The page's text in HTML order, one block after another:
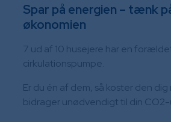
Spar på energien – tænk
økonomien
7 ud af 10 husejere har en
cirkulationspumpe.
Er du én af dem, så koster den
bidrager unødvendigt til din CO2-